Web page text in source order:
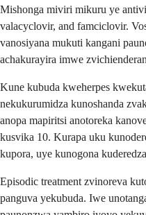
Mishonga miviri mikuru ye
valacyclovir, and famciclovir.
vanosiyana mukuti kangani
achakurayira imwe
Kune kubuda kweherpes
nekukurumidza kunoshanda
anopa mapiritsi anotoreka
kusvika 10. Kurapa uku
kupora, uye kunogona
Episodic treatment zvinoreva
panguva yekubuda. Iwe